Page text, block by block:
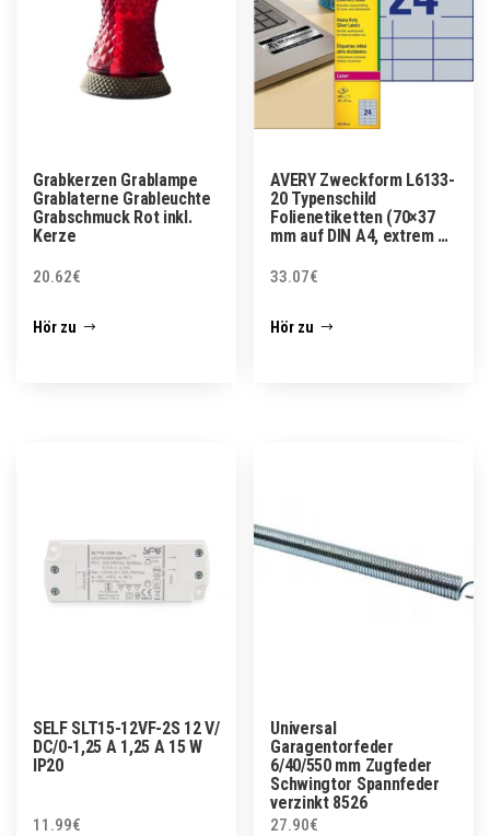
Grabkerzen Grablampe
Grablaterne Grableuchte
Grabschmuck Rot inkl.
Kerze
20.62€
Hör zu
AVERY Zweckform L6133-
20 Typenschild
Folienetiketten (70×37
mm auf DIN A4, extrem …
33.07€
Hör zu
SELF SLT15-12VF-2S 12 V/
DC/0-1,25 A 1,25 A 15 W
IP20
11.99€
Universal
Garagentorfeder
6/40/550 mm Zugfeder
Schwingtor Spannfeder
verzinkt 8526
27.90€